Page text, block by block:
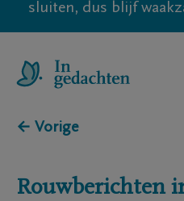
sluiten, dus blijf
← Vorige
Rouwberichten